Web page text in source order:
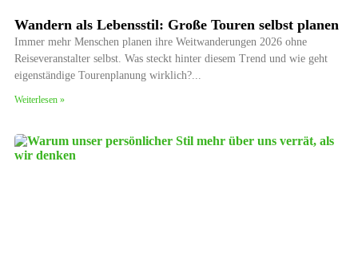
Wandern als Lebensstil: Große Touren selbst planen
Immer mehr Menschen planen ihre Weitwanderungen 2026 ohne
Reiseveranstalter selbst. Was steckt hinter diesem Trend und wie geht
eigenständige Tourenplanung wirklich?
Weiterlesen »